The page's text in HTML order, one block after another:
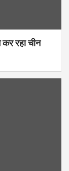
कर रहा चीन